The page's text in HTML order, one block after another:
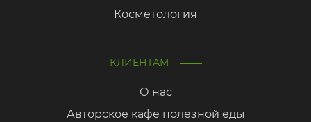
Косметология
КЛИЕНТАМ
О нас
Авторское кафе полезной еды